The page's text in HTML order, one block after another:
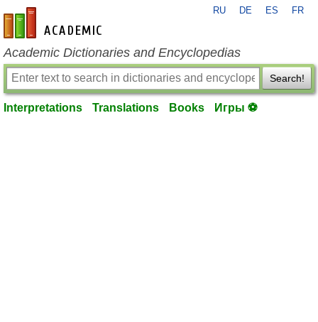
en-academic.com
RU DE ES FR
Academic Dictionaries and Encyclopedias
Search!
Interpretations Translations Books Игры ⚽